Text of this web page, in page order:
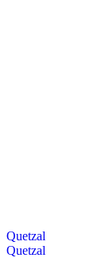
Quetzal
Quetzal